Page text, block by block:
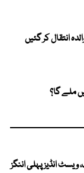
انتقال کر گئیں
ملے گا؟
انڈیز پہلی اننگز